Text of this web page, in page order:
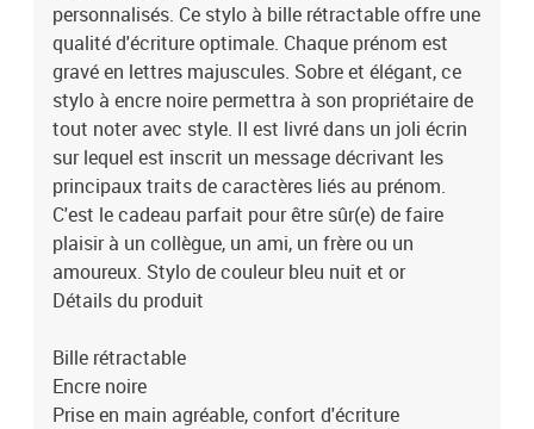
personnalisés. Ce stylo à bille rétractable offre une
qualité d'écriture optimale. Chaque prénom est
gravé en lettres majuscules. Sobre et élégant, ce
stylo à encre noire permettra à son propriétaire de
tout noter avec style. Il est livré dans un joli écrin
sur lequel est inscrit un message décrivant les
principaux traits de caractères liés au prénom.
C'est le cadeau parfait pour être sûr(e) de faire
plaisir à un collègue, un ami, un frère ou un
amoureux. Stylo de couleur bleu nuit et or
Détails du produit
Bille rétractable
Encre noire
Prise en main agréable, confort d'écriture